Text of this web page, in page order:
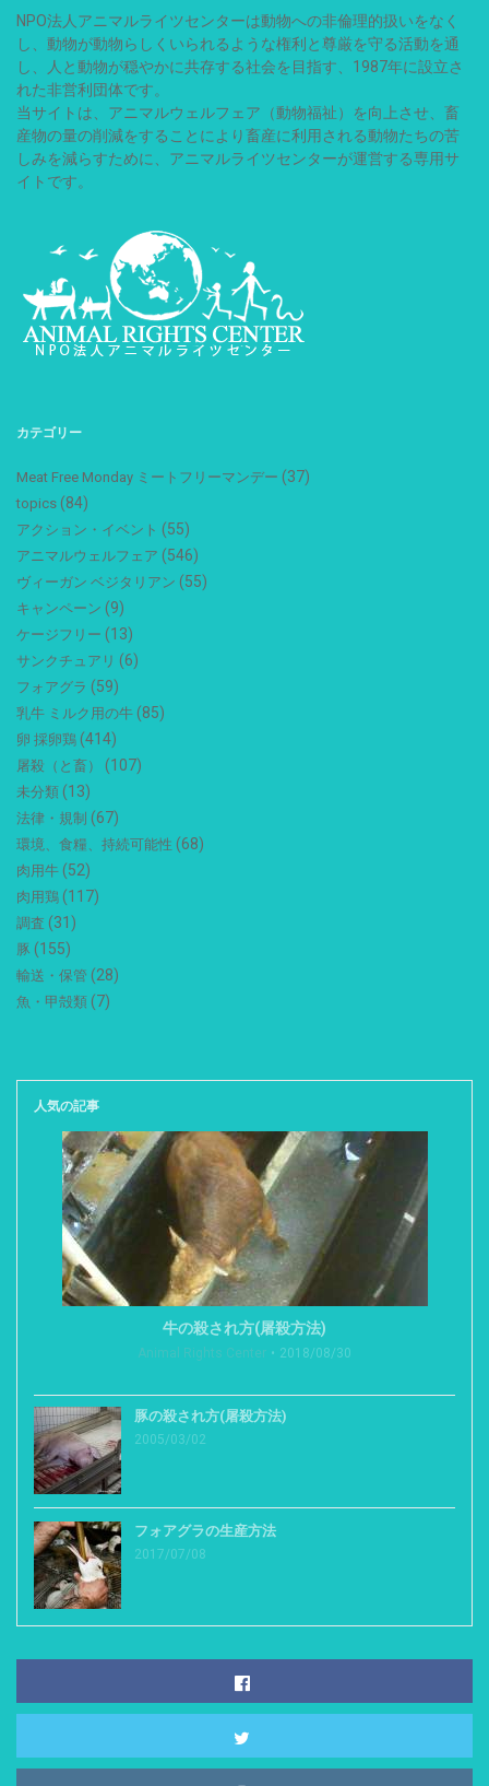
NPO法人アニマルライツセンターは動物への非倫理的扱いをなく
し、動物が動物らしくいられるような権利と尊厳を守る活動を通
し、人と動物が穏やかに共存する社会を目指す、1987年に設立さ
れた非営利団体です。
当サイトは、アニマルウェルフェア（動物福祉）を向上させ、畜
産物の量の削減をすることにより畜産に利用される動物たちの苦
しみを減らすために、アニマルライツセンターが運営する専用サ
イトです。
カテゴリー
Meat Free Monday ミートフリーマンデー (37)
topics (84)
アクション・イベント (55)
アニマルウェルフェア (546)
ヴィーガン ベジタリアン (55)
キャンペーン (9)
ケージフリー (13)
サンクチュアリ (6)
フォアグラ (59)
乳牛 ミルク用の牛 (85)
卵 採卵鶏 (414)
屠殺（と畜） (107)
未分類 (13)
法律・規制 (67)
環境、食糧、持続可能性 (68)
肉用牛 (52)
肉用鶏 (117)
調査 (31)
豚 (155)
輸送・保管 (28)
魚・甲殻類 (7)
人気の記事
牛の殺され方(屠殺方法)
Animal Rights Center 2018/08/30
豚の殺され方(屠殺方法)
2005/03/02
フォアグラの生産方法
2017/07/08